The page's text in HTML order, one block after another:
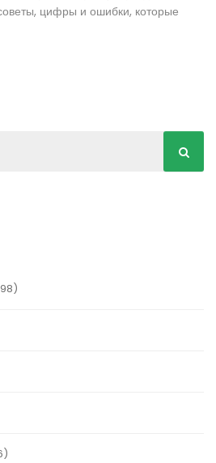
цифры и ошибки, которые